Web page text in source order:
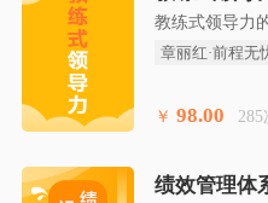
教练式领导力
章丽红·前程无
￥ 98.00
绩效管理体